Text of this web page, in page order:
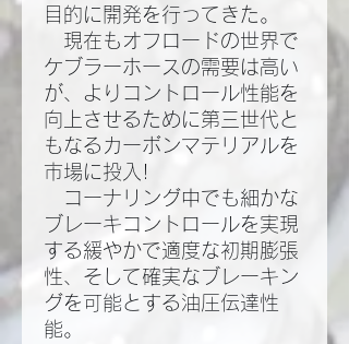
目的に開発を行ってきた。​
現在もオフロードの世界で
ケブラーホースの需要は高い
が、よりコントロール性能を
向上させるために第三世代と
もなるカーボンマテリアルを
市場に投入!​
コーナリング中でも細かな
ブレーキコントロールを実現
する緩やかで適度な初期膨張
性、そして確実なブレーキン
グを可能とする油圧伝達性
能。​